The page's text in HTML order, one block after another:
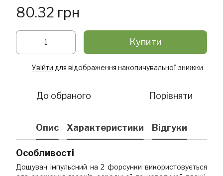
80.32 грн
Купити
Увійти для відображення накопичувальної знижки
До обраного Порівняти
Опис Характеристики Відгуки
Особливості
Дощувач імпульсний на 2 форсунки використовується